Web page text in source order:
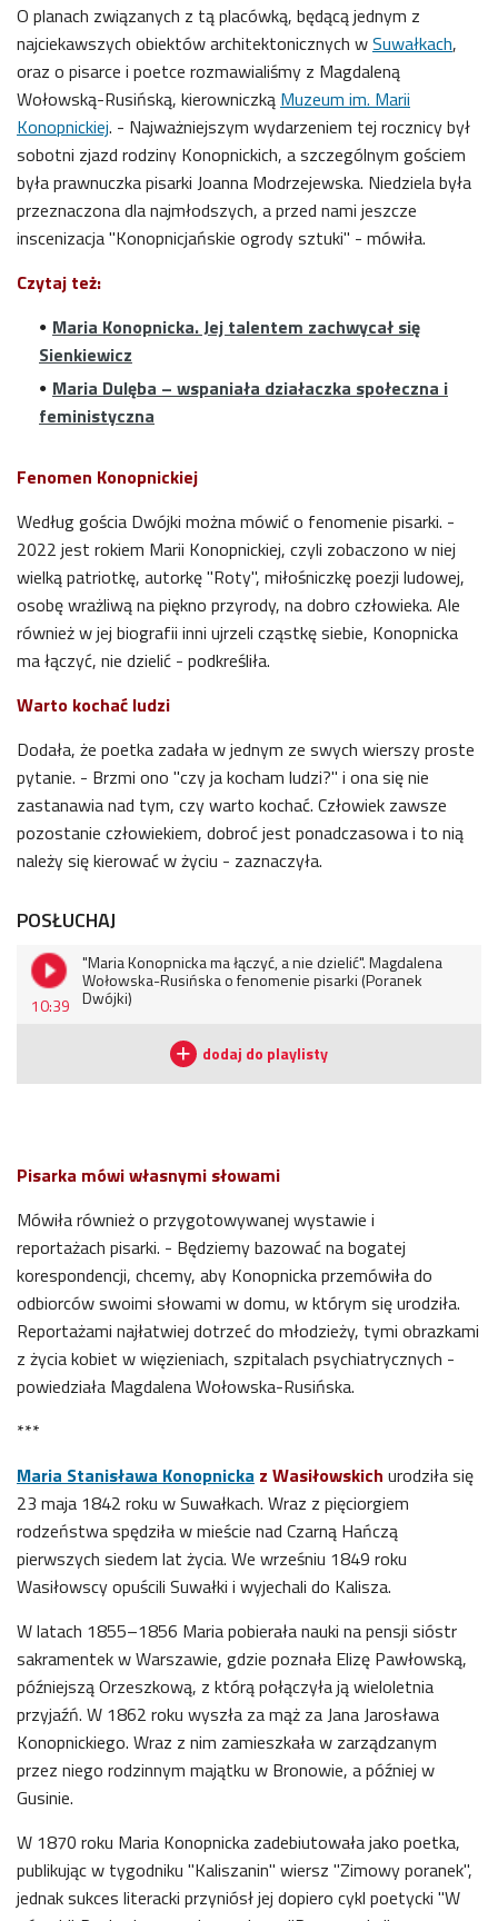
O planach związanych z tą placówką, będącą jednym z
najciekawszych obiektów architektonicznych wSuwałkach,
oraz o pisarce i poetce rozmawialiśmy z Magdaleną
Wołowską-Rusińską, kierowniczką Muzeum im. Marii
Konopnickiej. - Najważniejszym wydarzeniem tej rocznicy był
sobotni zjazd rodziny Konopnickich, a szczególnym gościem
była prawnuczka pisarki Joanna Modrzejewska. Niedziela była
przeznaczona dla najmłodszych, a przed nami jeszcze
inscenizacja "Konopnicjańskie ogrody sztuki" - mówiła.
Czytaj też:
Maria Konopnicka. Jej talentem zachwycał się
Sienkiewicz
Maria Dulęba – wspaniała działaczka społeczna i
feministyczna
Fenomen Konopnickiej
Według gościa Dwójki można mówić o fenomenie pisarki. -
2022 jest rokiem Marii Konopnickiej, czyli zobaczono w niej
wielką patriotkę, autorkę "Roty", miłośniczkę poezji ludowej,
osobę wrażliwą na piękno przyrody, na dobro człowieka. Ale
również w jej biografii inni ujrzeli cząstkę siebie, Konopnicka
ma łączyć, nie dzielić - podkreśliła.
Warto kochać ludzi
Dodała, że poetka zadała w jednym ze swych wierszy proste
pytanie. - Brzmi ono "czy ja kocham ludzi?" i ona się nie
zastanawia nad tym, czy warto kochać. Człowiek zawsze
pozostanie człowiekiem, dobroć jest ponadczasowa i to nią
należy się kierować w życiu - zaznaczyła.
POSŁUCHAJ
10:39
"Maria Konopnicka ma łączyć, a nie dzielić". Magdalena
Wołowska-Rusińska o fenomenie pisarki (Poranek
Dwójki)
Pisarka mówi własnymi słowami
Mówiła również o przygotowywanej wystawie i
reportażach pisarki. - Będziemy bazować na bogatej
korespondencji, chcemy, aby Konopnicka przemówiła do
odbiorców swoimi słowami w domu, w którym się urodziła.
Reportażami najłatwiej dotrzeć do młodzieży, tymi obrazkami
z życia kobiet w więzieniach, szpitalach psychiatrycznych -
powiedziała Magdalena Wołowska-Rusińska.
***
Maria Stanisława Konopnicka z Wasiłowskich urodziła się
23 maja 1842 roku w Suwałkach. Wraz z pięciorgiem
rodzeństwa spędziła w mieście nad Czarną Hańczą
pierwszych siedem lat życia. We wrześniu 1849 roku
Wasiłowscy opuścili Suwałki i wyjechali do Kalisza.
W latach 1855–1856 Maria pobierała nauki na pensji sióstr
sakramentek w Warszawie, gdzie poznała Elizę Pawłowską,
późniejszą Orzeszkową, z którą połączyła ją wieloletnia
przyjaźń. W 1862 roku wyszła za mąż za Jana Jarosława
Konopnickiego. Wraz z nim zamieszkała w zarządzanym
przez niego rodzinnym majątku w Bronowie, a później w
Gusinie.
W 1870 roku Maria Konopnicka zadebiutowała jako poetka,
publikując w tygodniku "Kaliszanin" wiersz "Zimowy poranek",
jednak sukces literacki przyniósł jej dopiero cykl poetycki "W